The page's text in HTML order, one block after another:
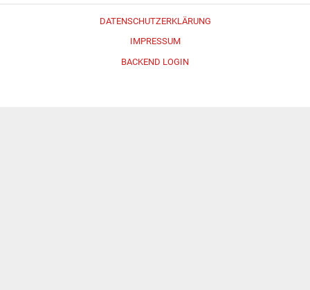
DATENSCHUTZERKLÄRUNG
IMPRESSUM
BACKEND LOGIN